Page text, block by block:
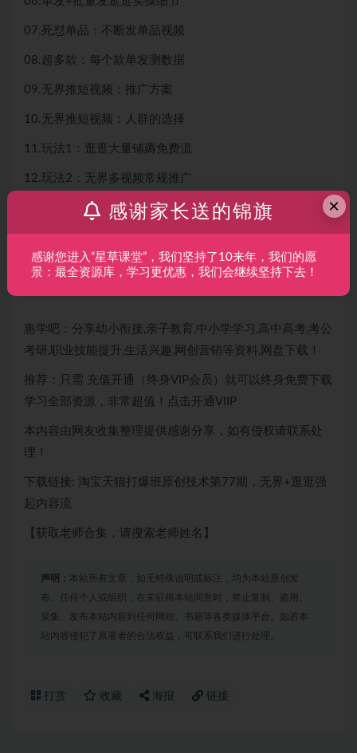
07.死怼单品：不断发单品视频
08.超多款：每个款单发测数据
09.无界推短视频：推广方案
10.无界推短视频：人群的选择
11.玩法1：逛逛大量铺薅免费流
12.玩法2：无界多视频常规推广
13.玩法3：无界纯低价引流玩法
14.玩法4：单款单视频递增拉爆
15.拉新+成交双配置全链路收割
惠学吧：分享幼小衔接,亲子教育,中小学学习,高中高考,考公
考研,职业技能提升,生活兴趣,网创营销等资料,网盘下载！
推荐：只需 充值开通（终身VIP会员）就可以 终身免费下载
学习全部资源，非常超值！点击开通VIIP
本内容由网友收集整理提供感谢分享，如有侵权请联系处
理！
下载链接: 淘宝天猫打爆班原创技术第77期，无界+逛逛强
起内容流
【获取老师合集，请搜索老师姓名】
声明： 本站所有文章，如无特殊说明或标注，均为本站原创发
布。任何个人或组织，在未征得本站同意时，禁止复制、盗用、
采集、发布本站内容到任何网站、书籍等各类媒体平台。如若本
站内容侵犯了原著者的合法权益，可联系我们进行处理。
打赏 收藏 海报 链接
×
感谢家长送的锦旗
感谢您进入“星草课堂”，我们坚持了10来年，我们的愿
景：最全资源库，学习更优惠，我们会继续坚持下去！